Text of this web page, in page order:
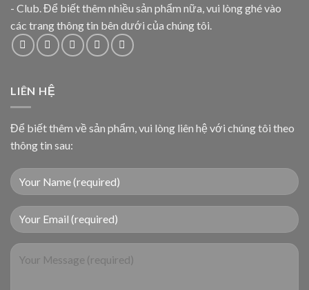
- Club. Để biết thêm nhiều sản phẩm nữa, vui lòng ghé vào
các trang thông tin bên dưới của chúng tôi.
LIÊN HỆ
Để biết thêm về sản phẩm, vui lòng liên hệ với chúng tôi theo
thông tin sau: